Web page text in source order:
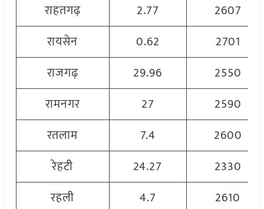
राहतगढ़
2.77
2607
रायसेन
0.62
2701
राजगढ़
29.96
2550
रामनगर
27
2590
रतलाम
7.4
2600
रेहटी
24.27
2330
रहली
4.7
2610